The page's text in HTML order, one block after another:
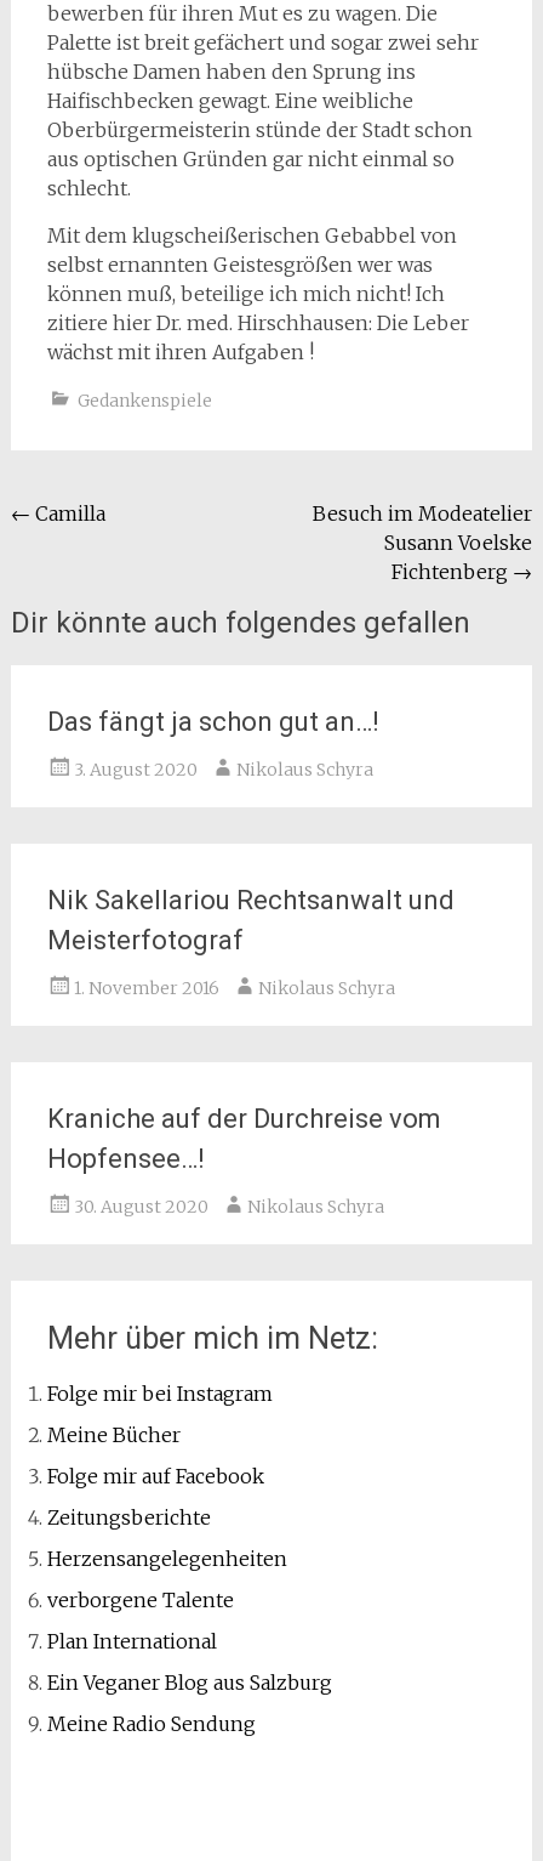
bewerben für ihren Mut es zu wagen. Die
Palette ist breit gefächert und sogar zwei sehr
hübsche Damen haben den Sprung ins
Haifischbecken gewagt. Eine weibliche
Oberbürgermeisterin stünde der Stadt schon
aus optischen Gründen gar nicht einmal so
schlecht.
Mit dem klugscheißerischen Gebabbel von
selbst ernannten Geistesgrößen wer was
können muß, beteilige ich mich nicht! Ich
zitiere hier Dr. med. Hirschhausen: Die Leber
wächst mit ihren Aufgaben !
Gedankenspiele
Beitragsnavigation
← Camilla
Besuch im Modeatelier
Susann Voelske
Fichtenberg →
Dir könnte auch folgendes gefallen
Das fängt ja schon gut an…!
3. August 2020 Nikolaus Schyra
Nik Sakellariou Rechtsanwalt und
Meisterfotograf
1. November 2016 Nikolaus Schyra
Kraniche auf der Durchreise vom
Hopfensee…!
30. August 2020 Nikolaus Schyra
Mehr über mich im Netz:
Folge mir bei Instagram
Meine Bücher
Folge mir auf Facebook
Zeitungsberichte
Herzensangelegenheiten
verborgene Talente
Plan International
Ein Veganer Blog aus Salzburg
Meine Radio Sendung